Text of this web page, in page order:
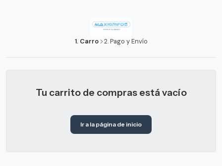
1. Carro 2. Pago y Envío
Tu carrito de compras está vacío
Ir a la página de inicio